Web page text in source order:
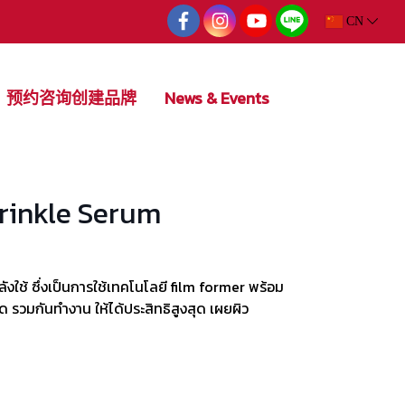
CN
预约咨询创建品牌 News & Events
Serum
ใช้ ซึ่งเป็นการใช้เทคโนโลยี film former พร้อม
วมกันทำงาน ให้ได้ประสิทธิสูงสุด เผยผิว